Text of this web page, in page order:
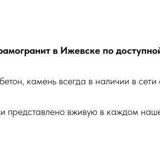
в Ижевске по
камень всегда в наличии в
представлено вживую в каждом